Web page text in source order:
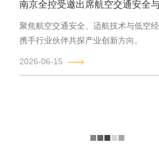
聚焦航空交通安全、适航技术与低空经
携手行业伙伴共探产业创新方向。
2026-06-15